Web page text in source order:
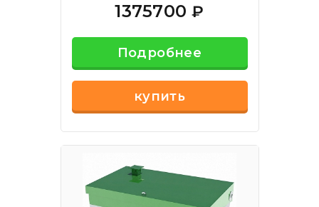
1375700₽
Подробнее
купить